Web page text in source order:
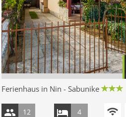
Ferienhaus in Nin - Sabunike
12 4